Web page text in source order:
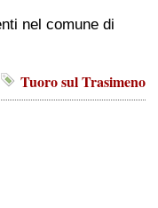
nel comune di
Tuoro sul Trasimeno